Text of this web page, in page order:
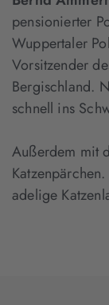
pensionierter
Wuppertaler
Vorsitzender
Bergischland.
schnell ins
Außerdem mit
adelige